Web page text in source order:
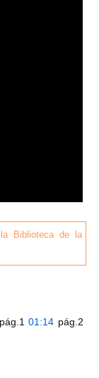
Biblioteca de la
01:14 pág.2